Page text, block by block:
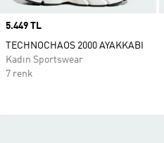
Price
5.449 TL
TECHNOCHAOS 2000 AYAKKABI
Kadın Sportswear
7 renk